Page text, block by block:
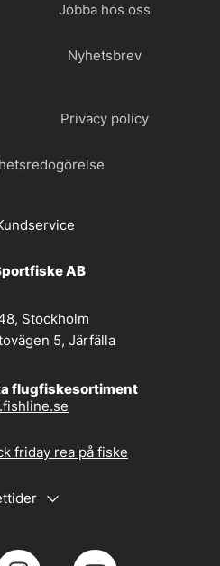
Jobba hos oss
Nyhetsbrev
Privacy policy
AB
Stockholm
5, Järfälla
flugfiskesortiment
friday rea på fiske